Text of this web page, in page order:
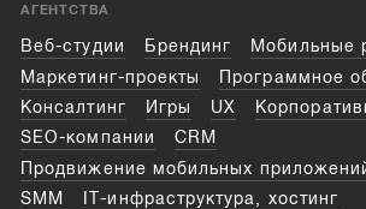
АГЕНТСТВА
Веб-студии Брендинг
Мобильные
Маркетинг-проекты
Программное
Консалтинг
Игры UX
SEO-компании
CRM
Продвижение мобильных
SMM
IT-инфраструктура, хостинг